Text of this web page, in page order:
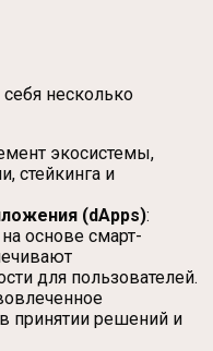
несколько
экосистемы,
стейкинга и
(dApps):
основе смарт-
для пользователей.
принятии решений и